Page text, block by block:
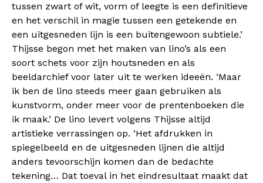
tussen zwart of wit, vorm of leegte is een definitieve
en het verschil in magie tussen een getekende en
een uitgesneden lijn is een buitengewoon subtiele.’
Thijsse begon met het maken van lino’s als een
soort schets voor zijn houtsneden en als
beeldarchief voor later uit te werken ideeën. ‘Maar
ik ben de lino steeds meer gaan gebruiken als
kunstvorm, onder meer voor de prentenboeken die
ik maak.’ De lino levert volgens Thijsse altijd
artistieke verrassingen op. ‘Het afdrukken in
spiegelbeeld en de uitgesneden lijnen die altijd
anders tevoorschijn komen dan de bedachte
tekening… Dat toeval in het eindresultaat maakt dat